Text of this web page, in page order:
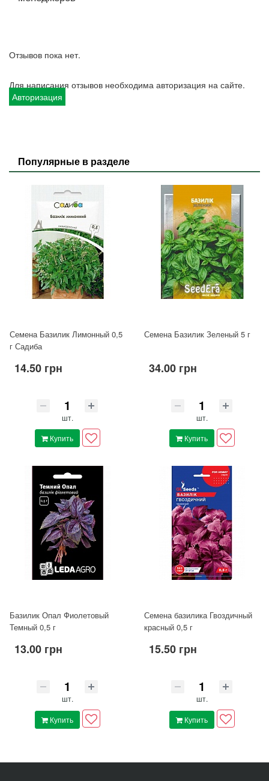
Отзывов пока нет.
Для написания отзывов необходима авторизация на сайте.
Авторизация
Популярные в разделе
Семена Базилик Лимонный 0,5
г Садиба
14.50 грн
шт.
Купить
Семена Базилик Зеленый 5 г
34.00 грн
шт.
Купить
Базилик Опал Фиолетовый
Темный 0,5 г
13.00 грн
шт.
Купить
Семена базилика Гвоздичный
красный 0,5 г
15.50 грн
шт.
Купить